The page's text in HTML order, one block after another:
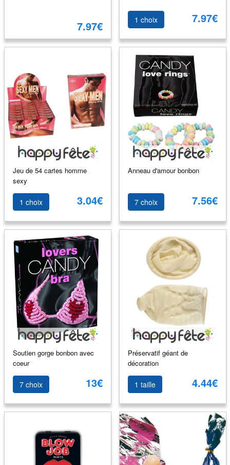
7.97€ 1 choix 7.97€
Jeu de 54 cartes homme
sexy
1 choix 3.04€
Anneau d'amour bonbon
7 choix 7.56€
Soutien gorge bonbon avec
coeur
7 choix 13€
Préservatif géant de
décoration
1 taille 4.44€